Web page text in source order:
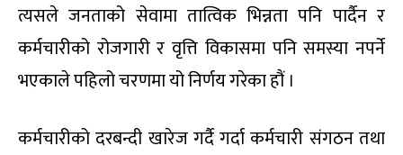
त्यसले जनताको सेवामा तात्विक भिन्नता पनि पार्दैन र
कर्मचारीको रोजगारी र वृत्ति विकासमा पनि समस्या नपर्ने
भएकाले पहिलो चरणमा यो निर्णय गरेका हौं ।
कर्मचारीको दरबन्दी खारेज गर्दै गर्दा कर्मचारी संगठन तथा